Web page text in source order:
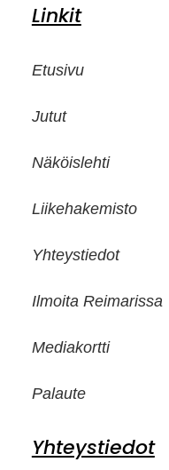
Linkit
Etusivu
Jutut
Näköislehti
Liikehakemisto
Yhteystiedot
Ilmoita Reimarissa
Mediakortti
Palaute
Yhteystiedot